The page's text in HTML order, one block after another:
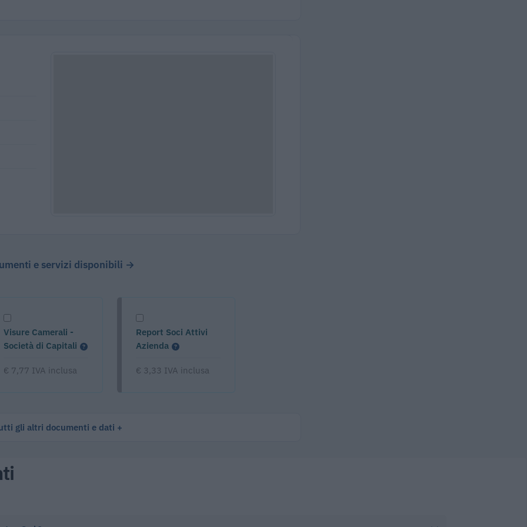
e servizi disponibili →
Visure Camerali -
Società di Capitali
€ 7,77 IVA inclusa
Report Soci Attivi
Azienda
€ 3,33 IVA inclusa
gli altri documenti e dati